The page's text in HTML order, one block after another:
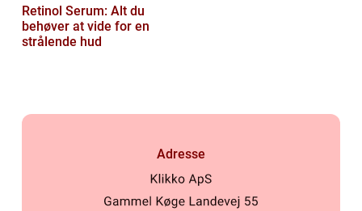
Retinol Serum: Alt du
behøver at vide for en
strålende hud
Adresse